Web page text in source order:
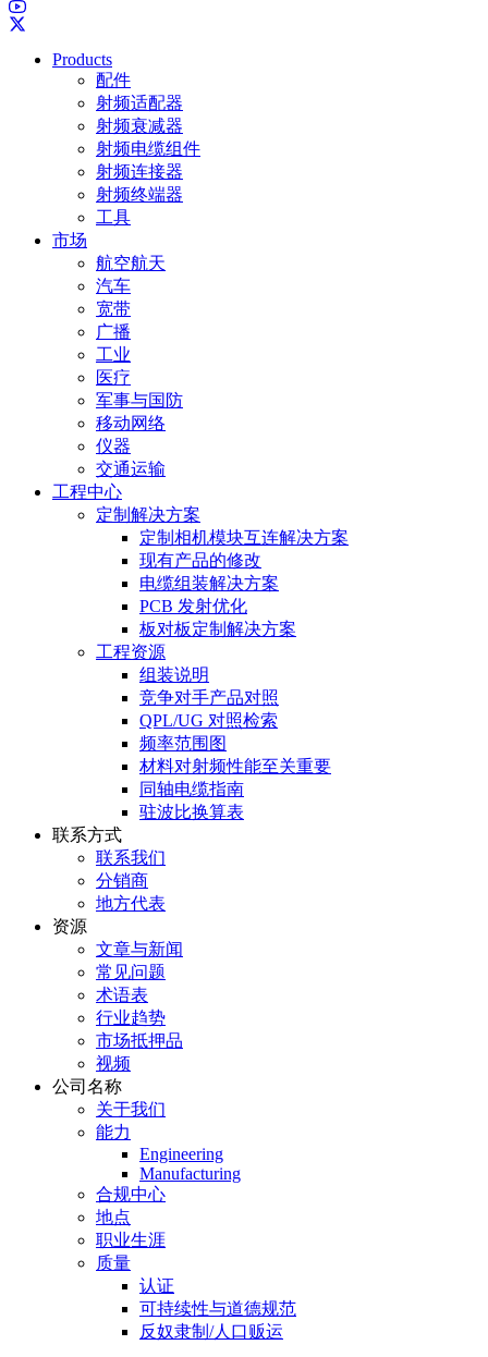
Products
配件
射频适配器
射频衰减器
射频电缆组件
射频连接器
射频终端器
工具
市场
航空航天
汽车
宽带
广播
工业
医疗
军事与国防
移动网络
仪器
交通运输
工程中心
定制解决方案
定制相机模块互连解决方案
现有产品的修改
电缆组装解决方案
PCB 发射优化
板对板定制解决方案
工程资源
组装说明
竞争对手产品对照
QPL/UG 对照检索
频率范围图
材料对射频性能至关重要
同轴电缆指南
驻波比换算表
联系方式
联系我们
分销商
地方代表
资源
文章与新闻
常见问题
术语表
行业趋势
市场抵押品
视频
公司名称
关于我们
能力
Engineering
Manufacturing
合规中心
地点
职业生涯
质量
认证
可持续性与道德规范
反奴隶制/人口贩运